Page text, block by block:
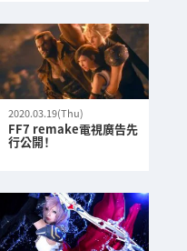
2020.03.19(Thu)
FF7 remake電視廣告先
行公開！